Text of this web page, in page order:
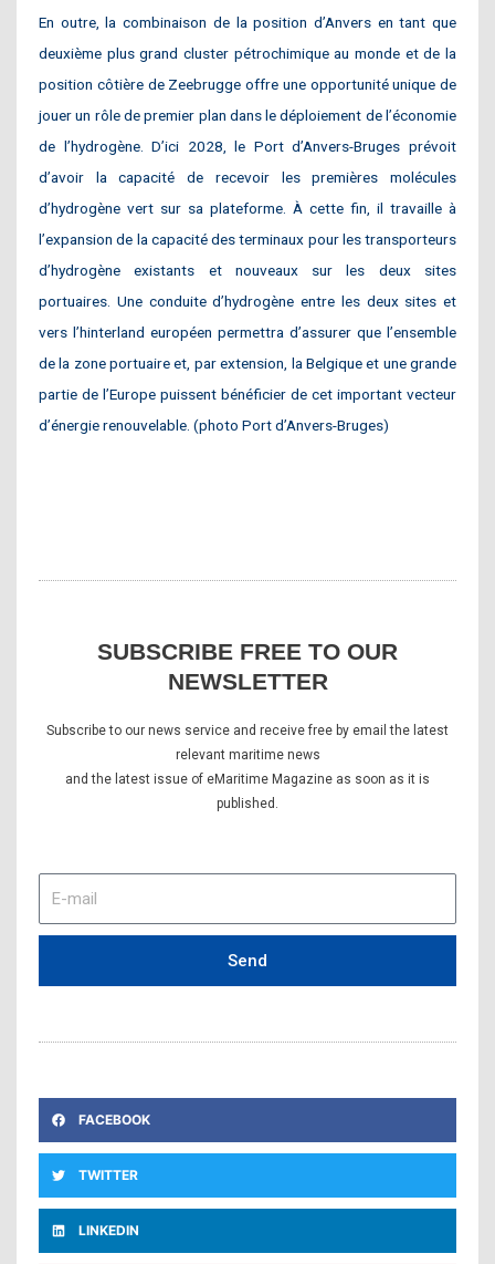
En outre, la combinaison de la position d’Anvers en tant que
deuxième plus grand cluster pétrochimique au monde et de la
position côtière de Zeebrugge offre une opportunité unique de
jouer un rôle de premier plan dans le déploiement de l’économie
de l’hydrogène. D’ici 2028, le Port d’Anvers-Bruges prévoit
d’avoir la capacité de recevoir les premières molécules
d’hydrogène vert sur sa plateforme. À cette fin, il travaille à
l’expansion de la capacité des terminaux pour les transporteurs
d’hydrogène existants et nouveaux sur les deux sites
portuaires. Une conduite d’hydrogène entre les deux sites et
vers l’hinterland européen permettra d’assurer que l’ensemble
de la zone portuaire et, par extension, la Belgique et une grande
partie de l’Europe puissent bénéficier de cet important vecteur
d’énergie renouvelable. (photo Port d’Anvers-Bruges)
SUBSCRIBE FREE TO OUR
NEWSLETTER
Subscribe to our news service and receive free by email the latest
relevant maritime news
and the latest issue of eMaritime Magazine as soon as it is
published.
mail
Send
FACEBOOK
TWITTER
LINKEDIN